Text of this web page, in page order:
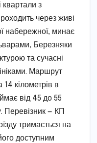
з
через живі
набережної, минає
Березняки
та сучасні
Маршрут
кілометрів в
від 45 до 55
Перевізник — КП
тримається на
доступним